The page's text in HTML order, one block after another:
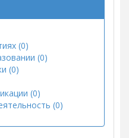
(0)
(0)
(0)
(0)
(0)